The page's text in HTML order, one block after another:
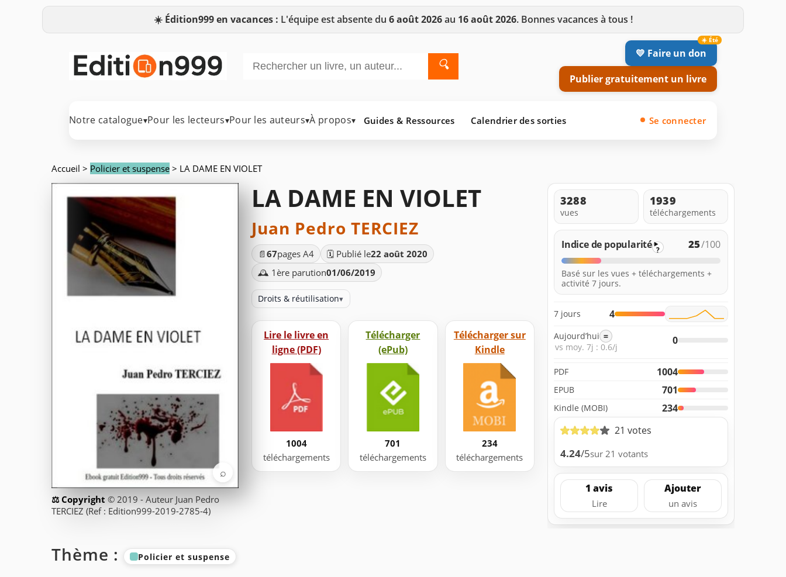
☀️ Édition999 en vacances : L'équipe est absente du 6 août 2026au 16 août 2026. Bonnes vacances à tous !
🔍
💛 Faire un don
Publier gratuitement un livre
Notre catalogue▾Pour les lecteurs▾Pour les auteurs▾À propos▾ Guides & Ressources Calendrier des sorties Se connecter
Accueil > Policier et suspense > LA DAME EN VIOLET
⌕
© 2019 - Auteur Juan Pedro
TERCIEZ (Ref : Edition999-2019-2785-4)
LA DAME EN VIOLET
Juan Pedro TERCIEZ
📄 67pages A4 🗓️ Publié le22 août 2020
🕰️ 1ère parution01/06/2019
Droits & réutilisation▾
Lire le livre en
ligne (PDF)
1004
téléchargements
Télécharger
(ePub)
701
téléchargements
Télécharger sur
Kindle
234
téléchargements
3288
vues
1939
téléchargements
Indice de popularité ? 25/100
Basé sur les vues + téléchargements +
activité 7 jours.
7 jours 4
Aujourd’hui =
vs moy. 7j : 0.6/j
0
PDF 1004
EPUB 701
Kindle (MOBI)
234
21 votes
4.24/5sur 21 votants
1 avis
Lire
Ajouter
un avis
Thème : Policier et suspense